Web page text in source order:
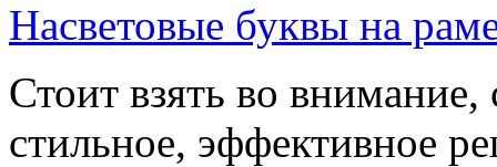
Насветовые буквы на
Стоит взять во
стильное, эффективное